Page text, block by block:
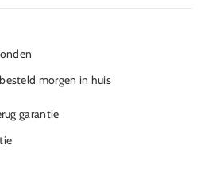
morgen in huis
garantie